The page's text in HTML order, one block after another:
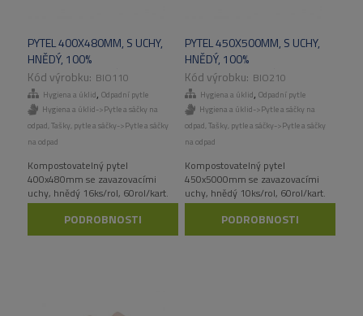
PYTEL 400X480MM, S UCHY,
HNĚDÝ, 100%
BIODEGRADABILNÍ, 16KS/ROL,
60ROL/KART
BIO110
Hygiena a úklid, Odpadní pytle
Hygiena a úklid->Pytle a sáčky na
odpad Tašky, pytle a sáčky->Pytle a sáčky
na odpad
Kompostovatelný pytel
400x480mm se zavazovacími
uchy, hnědý 16ks/rol, 60rol/kart.
Vyrobený z obnovitelných zdrojů.
PODROBNOSTI
PYTEL 450X500MM, S UCHY,
HNĚDÝ, 100%
BIODEGRADABILNÍ, 10KS/ROL,
60ROL/KART
BIO210
Hygiena a úklid, Odpadní pytle
Hygiena a úklid->Pytle a sáčky na
odpad Tašky, pytle a sáčky->Pytle a sáčky
na odpad
Kompostovatelný pytel
450x5000mm se zavazovacími
uchy, hnědý 10ks/rol, 60rol/kart.
Vyrobený z obnovitelných zdrojů.
PODROBNOSTI